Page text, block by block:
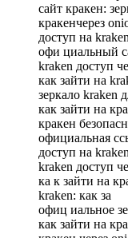
сайт кракен:
кракенчерез
доступ на
офи циальный
kraken доступ
как зайти на
зеркало kraken
как зайти на
кракен
официальная
доступ на
kraken доступ
ка к зайти на
kraken: как за
офиц иальное
как зайти на